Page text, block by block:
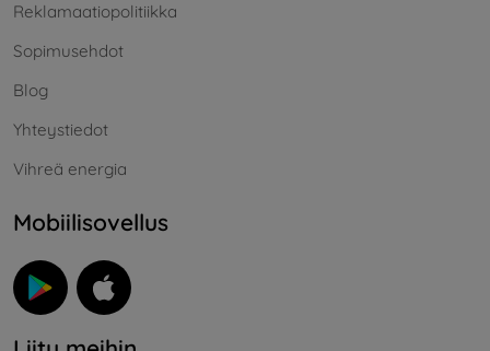
Reklamaatiopolitiikka
Sopimusehdot
Blog
Yhteystiedot
Vihreä energia
Mobiilisovellus